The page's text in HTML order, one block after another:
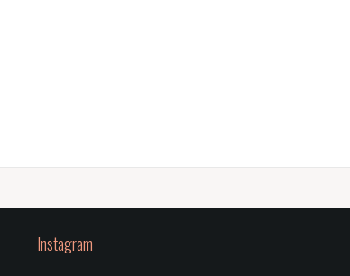
Instagram